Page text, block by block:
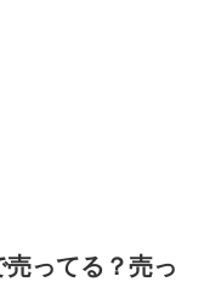
ってる？売っ